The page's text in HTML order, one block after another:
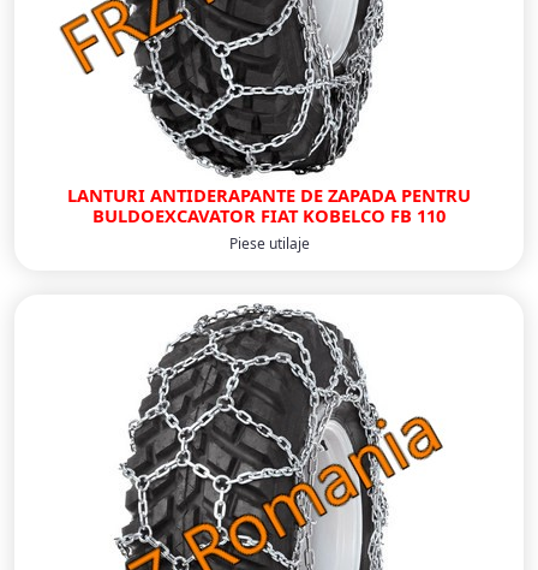
LANTURI ANTIDERAPANTE DE ZAPADA PENTRU
BULDOEXCAVATOR FIAT KOBELCO FB 110
Piese utilaje